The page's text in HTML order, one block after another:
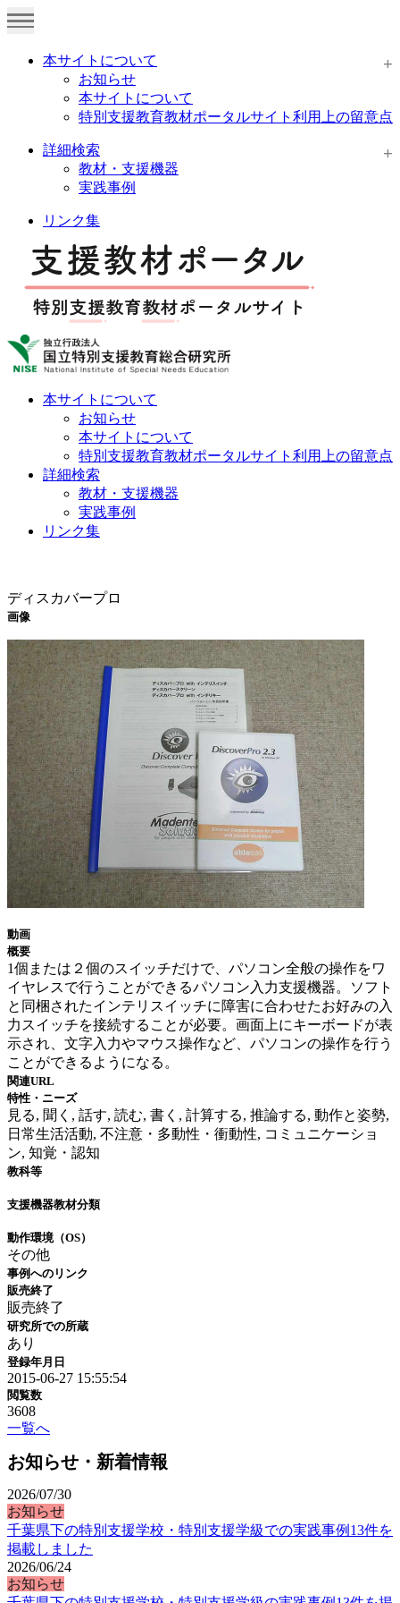
本サイトについて
お知らせ
本サイトについて
特別支援教育教材ポータルサイト利用上の留意点
詳細検索
教材・支援機器
実践事例
リンク集
本サイトについて
お知らせ
本サイトについて
特別支援教育教材ポータルサイト利用上の留意点
詳細検索
教材・支援機器
実践事例
リンク集
ディスカバープロ
画像
動画
概要
1個または２個のスイッチだけで、パソコン全般の操作をワ
イヤレスで行うことができるパソコン入力支援機器。ソフト
と同梱されたインテリスイッチに障害に合わせたお好みの入
力スイッチを接続することが必要。画面上にキーボードが表
示され、文字入力やマウス操作など、パソコンの操作を行う
ことができるようになる。
関連URL
特性・ニーズ
見る, 聞く, 話す, 読む, 書く, 計算する, 推論する, 動作と姿勢,
日常生活活動, 不注意・多動性・衝動性, コミュニケーショ
ン, 知覚・認知
教科等
支援機器教材分類
動作環境（OS）
その他
事例へのリンク
販売終了
販売終了
研究所での所蔵
あり
登録年月日
2015-06-27 15:55:54
閲覧数
3608
一覧へ
お知らせ・新着情報
2026/07/30
お知らせ
千葉県下の特別支援学校・特別支援学級での実践事例13件を
掲載しました
2026/06/24
お知らせ